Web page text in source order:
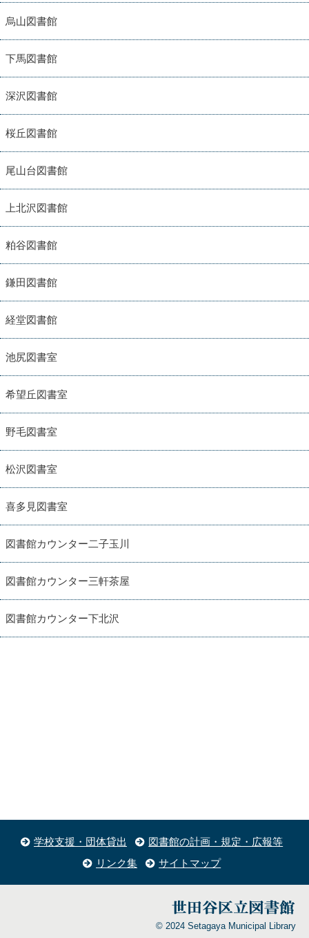
烏山図書館
下馬図書館
深沢図書館
桜丘図書館
尾山台図書館
上北沢図書館
粕谷図書館
鎌田図書館
経堂図書館
池尻図書室
希望丘図書室
野毛図書室
松沢図書室
喜多見図書室
図書館カウンター二子玉川
図書館カウンター三軒茶屋
図書館カウンター下北沢
学校支援・団体貸出
図書館の計画・規定・広報等
リンク集
サイトマップ
© 2024 Setagaya Municipal Library